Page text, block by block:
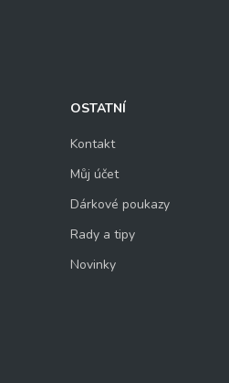
OSTATNÍ
Kontakt
Můj účet
Dárkové poukazy
Rady a tipy
Novinky